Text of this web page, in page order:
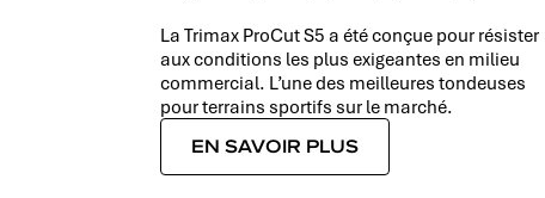
La Trimax ProCut S5 a été conçue pour résister
aux conditions les plus exigeantes en milieu
commercial. L’une des meilleures tondeuses
pour terrains sportifs sur le marché.
EN SAVOIR PLUS